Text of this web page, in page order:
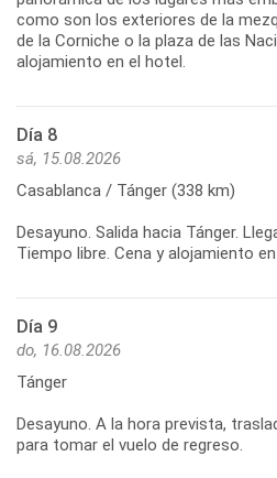
como son los exteriores de la
de la Corniche o la plaza de las
alojamiento en el hotel.
Día 8
sá, 15.08.2026
Casablanca / Tánger (338 km)
Desayuno. Salida hacia Tánger.
Tiempo libre. Cena y alojamiento
Día 9
do, 16.08.2026
Tánger
Desayuno. A la hora prevista,
para tomar el vuelo de regreso.